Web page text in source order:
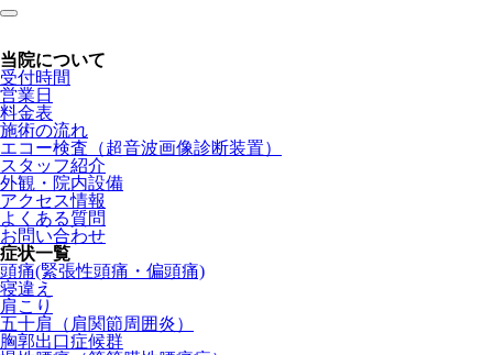
当院について
受付時間
営業日
料金表
施術の流れ
エコー検査（超音波画像診断装置）
スタッフ紹介
外観・院内設備
アクセス情報
よくある質問
お問い合わせ
症状一覧
頭痛(緊張性頭痛・偏頭痛)
寝違え
肩こり
五十肩（肩関節周囲炎）
胸郭出口症候群